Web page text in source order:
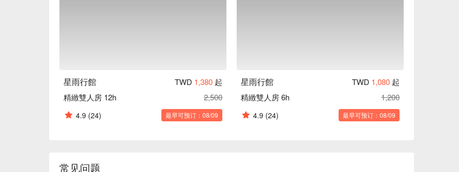
星雨行館 TWD 1,380 起
精緻雙人房 12h
2,500
4.9 (24) 最早可预订：08/09
星雨行館 TWD 1,080 起
精緻雙人房 6h
1,200
4.9 (24) 最早可预订：08/09
常见问题